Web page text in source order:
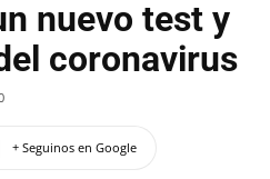
nuevo test y
coronavirus
+ Seguinos en Google